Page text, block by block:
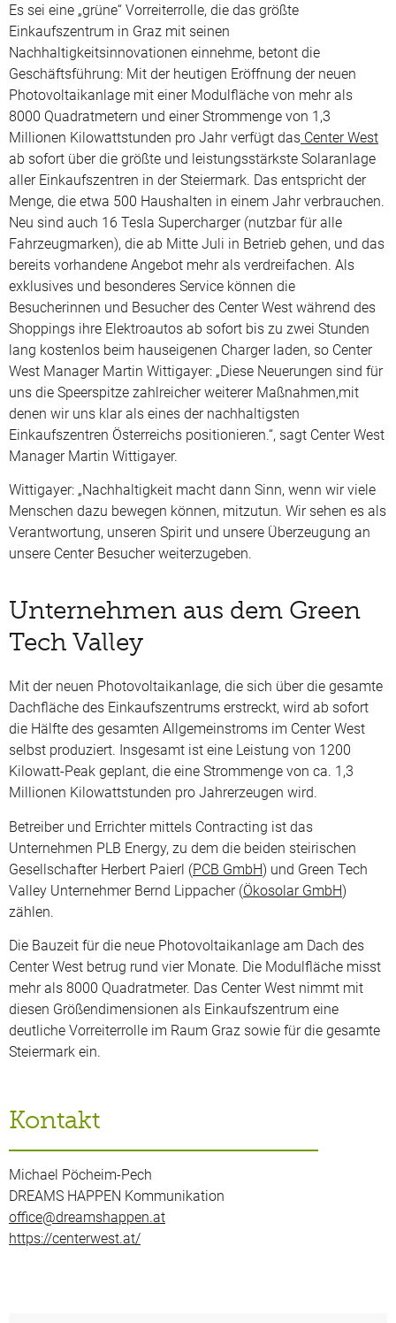
Es sei eine „grüne“ Vorreiterrolle, die das größte
Einkaufszentrum in Graz mit seinen
Nachhaltigkeitsinnovationen einnehme, betont die
Geschäftsführung: Mit der heutigen Eröffnung der neuen
Photovoltaikanlage mit einer Modulfläche von mehr als
8000 Quadratmetern und einer Strommenge von 1,3
Millionen Kilowattstunden pro Jahr verfügt das Center West
ab sofort über die größte und leistungsstärkste Solaranlage
aller Einkaufszentren in der Steiermark. Das entspricht der
Menge, die etwa 500 Haushalten in einem Jahr verbrauchen.
Neu sind auch 16 Tesla Supercharger (nutzbar für alle
Fahrzeugmarken), die ab Mitte Juli in Betrieb gehen, und das
bereits vorhandene Angebot mehr als verdreifachen. Als
exklusives und besonderes Service können die
Besucherinnen und Besucher des Center West während des
Shoppings ihre Elektroautos ab sofort bis zu zwei Stunden
lang kostenlos beim hauseigenen Charger laden, so Center
West Manager Martin Wittigayer: „Diese Neuerungen sind für
uns die Speerspitze zahlreicher weiterer Maßnahmen,mit
denen wir uns klar als eines der nachhaltigsten
Einkaufszentren Österreichs positionieren.“, sagt Center West
Manager Martin Wittigayer.
Wittigayer: „Nachhaltigkeit macht dann Sinn, wenn wir viele
Menschen dazu bewegen können, mitzutun. Wir sehen es als
Verantwortung, unseren Spirit und unsere Überzeugung an
unsere Center Besucher weiterzugeben.
Unternehmen aus dem Green
Tech Valley
Mit der neuen Photovoltaikanlage, die sich über die gesamte
Dachfläche des Einkaufszentrums erstreckt, wird ab sofort
die Hälfte des gesamten Allgemeinstroms im Center West
selbst produziert. Insgesamt ist eine Leistung von 1200
Kilowatt-Peak geplant, die eine Strommenge von ca. 1,3
Millionen Kilowattstunden pro Jahrerzeugen wird.
Betreiber und Errichter mittels Contracting ist das
Unternehmen PLB Energy, zu dem die beiden steirischen
Gesellschafter Herbert Paierl (PCB GmbH) und Green Tech
Valley UnternehmerBernd Lippacher (Ökosolar GmbH)
zählen.
Die Bauzeit für die neue Photovoltaikanlage am Dach des
Center West betrug rund vier Monate. Die Modulfläche misst
mehr als 8000 Quadratmeter. Das Center West nimmt mit
diesen Größendimensionen als Einkaufszentrum eine
deutliche Vorreiterrolle im Raum Graz sowie für die gesamte
Steiermark ein.
Kontakt
Michael Pöcheim-Pech
DREAMS HAPPEN Kommunikation
office@dreamshappen.at
https://centerwest.at/